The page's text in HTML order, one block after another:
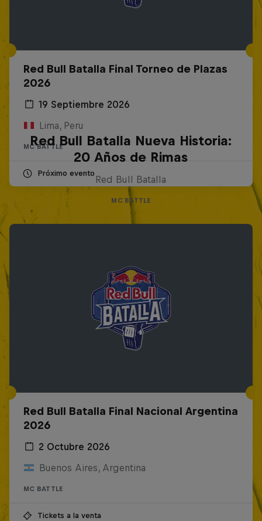
Red Bull Batalla Final Torneo de Plazas
2026
19 Septiembre 2026
Lima, Peru
MC BATTLE
Próximo evento
Red Bull Batalla Nueva Historia:
20 Años de Rimas
Red Bull Batalla
MC BATTLE
Red Bull Batalla Final Nacional Argentina
2026
2 Octubre 2026
Buenos Aires, Argentina
MC BATTLE
Tickets a la venta